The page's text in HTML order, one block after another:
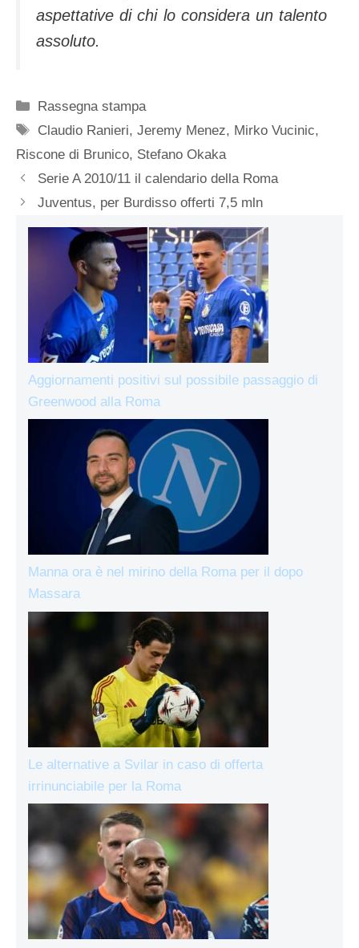
aspettative di chi lo considera un talento
assoluto.
Categorie
Rassegna stampa
Tag
Claudio Ranieri,Jeremy Menez, Mirko Vucinic,
Riscone di Brunico, Stefano Okaka
Serie A 2010/11 il calendario della Roma
Juventus, per Burdisso offerti 7,5 mln
Aggiornamenti positivi sul possibile passaggio di
Greenwood alla Roma
Manna ora è nel mirino della Roma per il dopo
Massara
Le alternative a Svilar in caso di offerta
irrinunciabile per la Roma